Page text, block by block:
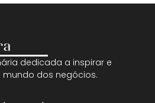
dedicada a inspirar e
dos negócios.